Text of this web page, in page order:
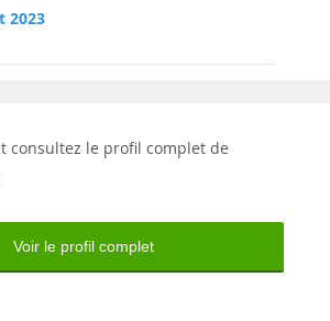
2023
consultez le profil complet de
Voir le profil complet